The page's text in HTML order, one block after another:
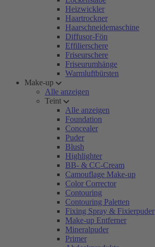
Heizwickler
Haartrockner
Haarschneidemaschine
Diffusor-Fön
Effilierschere
Friseurschere
Friseurumhänge
Warmluftbürsten
Make-up
Alle anzeigen
Teint
Alle anzeigen
Foundation
Concealer
Puder
Blush
Highlighter
BB- & CC-Cream
Camouflage Make-up
Color Corrector
Contouring
Contouring Paletten
Fixing Spray & Fixierpuder
Make-up Entferner
Mineralpuder
Primer